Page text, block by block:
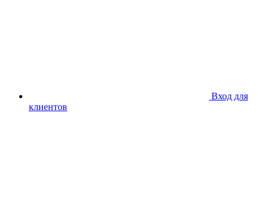
Вход для
клиентов